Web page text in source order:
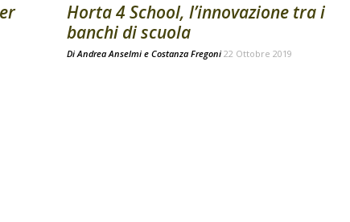
Horta 4 School, l’innovazione tra i
banchi di scuola
DiAndrea Anselmi e Costanza Fregoni 22 Ottobre 2019